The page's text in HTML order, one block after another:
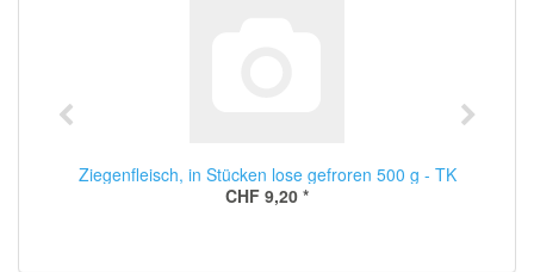
Ziegenfleisch, in Stücken lose gefroren 500 g - TK
CHF 9,20 *